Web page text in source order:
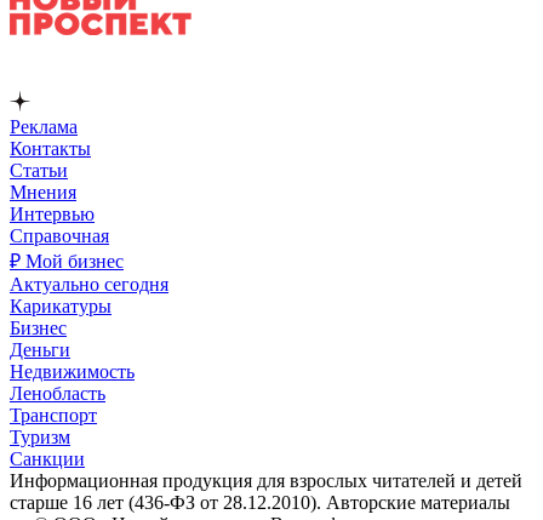
Реклама
Контакты
Статьи
Мнения
Интервью
Справочная
₽ Мой бизнес
Актуально сегодня
Карикатуры
Бизнес
Деньги
Недвижимость
Ленобласть
Транспорт
Туризм
Санкции
Информационная продукция для взрослых читателей и детей
старше 16 лет (436-ФЗ от 28.12.2010). Авторские материалы